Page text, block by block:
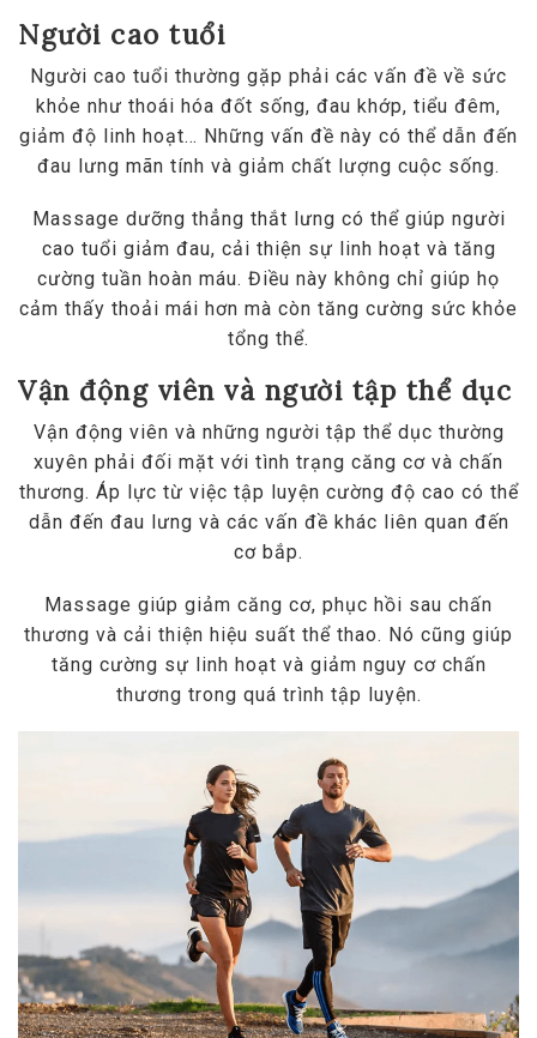
Người cao tuổi
Người cao tuổi thường gặp phải các vấn đề về sức
khỏe như thoái hóa đốt sống, đau khớp, tiểu đêm,
giảm độ linh hoạt… Những vấn đề này có thể dẫn đến
đau lưng mãn tính và giảm chất lượng cuộc sống.
Massage dưỡng thẳng thắt lưng có thể giúp người
cao tuổi giảm đau, cải thiện sự linh hoạt và tăng
cường tuần hoàn máu. Điều này không chỉ giúp họ
cảm thấy thoải mái hơn mà còn tăng cường sức khỏe
tổng thể.
Vận động viên và người tập thể dục
Vận động viên và những người tập thể dục thường
xuyên phải đối mặt với tình trạng căng cơ và chấn
thương. Áp lực từ việc tập luyện cường độ cao có thể
dẫn đến đau lưng và các vấn đề khác liên quan đến
cơ bắp.
Massage giúp giảm căng cơ, phục hồi sau chấn
thương và cải thiện hiệu suất thể thao. Nó cũng giúp
tăng cường sự linh hoạt và giảm nguy cơ chấn
thương trong quá trình tập luyện.